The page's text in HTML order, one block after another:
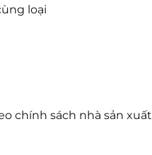
loại
chính sách nhà sản xuất